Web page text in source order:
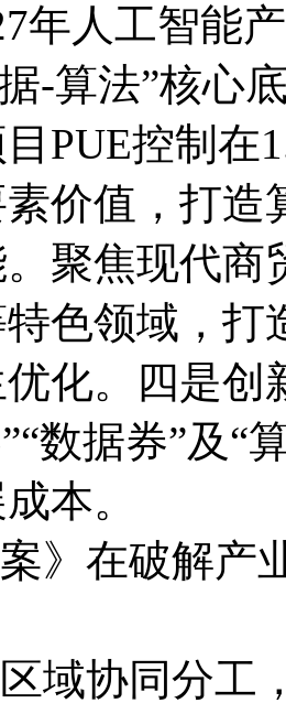
年人工智能
-算法”核心
PUE控制在
价值，打造
聚焦现代商
色领域，打
化。四是创
数据券”及“
本。
》在破解产
域协同分工